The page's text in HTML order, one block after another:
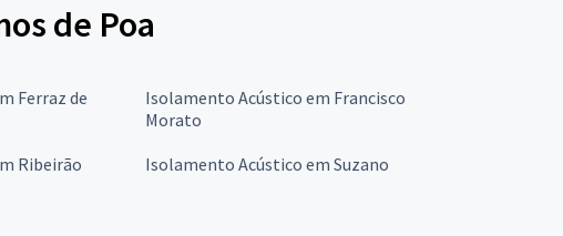
de Poa
Ferraz de
Isolamento Acústico em Francisco
Morato
Ribeirão
Isolamento Acústico em Suzano